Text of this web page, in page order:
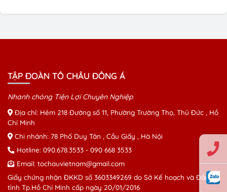
Tô Châu đông á group chuyên làm giấy
TẬP ĐOÀN TÔ CHÂU ĐÔNG Á
Nhanh chóng Tiện Lợi Chuyên Nghiệp
Địa chỉ: Hẻm 218 Đường số 11, Phường Trường Thọ, Thủ Đức , Hồ
Chí Minh
Chi nhánh: 78 Phố Duy Tân , Cầu Giấy , Hà Nội
Hotline: 090.678.3533 - 090 668 3533
Email: tochauvietnam@gmail.com
Giấy chứng nhận ĐKKD số 3603349269 do Sở Kế hoạch và Đầu tư
tỉnh Tp.Hồ Chí Minh cấp ngày 20/01/2016